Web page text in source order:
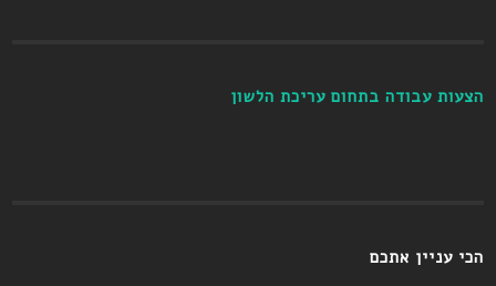
הצעות עבודה בתחום עריכת הלשון
הכי עניין אתכם